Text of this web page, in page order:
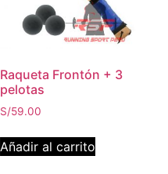
Raqueta Frontón + 3
pelotas
S/59.00
Añadir al carrito